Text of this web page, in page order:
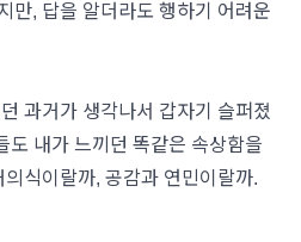
만, 답을 알더라도 행하기 어려운
과거가 생각나서 갑자기 슬퍼졌
도 내가 느끼던 똑같은 속상함을
식이랄까, 공감과 연민이랄까.